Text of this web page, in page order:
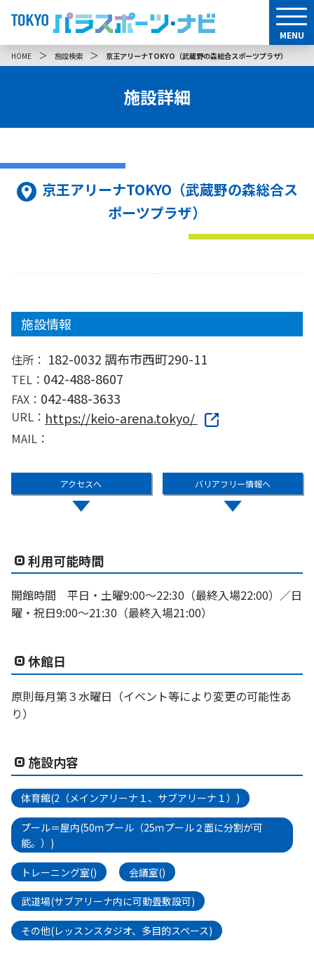
MENU
HOME ＞ 施設検索 ＞ 京王アリーナTOKYO（武蔵野の森総合スポーツプラザ）
施設詳細
京王アリーナTOKYO（武蔵野の森総合ス
ポーツプラザ）
施設情報
住所： 182-0032 調布市西町290-11
TEL： 042-488-8607
FAX： 042-488-3633
URL： https://keio-arena.tokyo/
MAIL：
アクセスへ バリアフリー情報へ
利用可能時間
開館時間 平日・土曜9:00～22:30（最終入場22:00）／日
曜・祝日9:00～21:30（最終入場21:00）
休館日
原則毎月第３水曜日（イベント等により変更の可能性あ
り）
施設内容
体育館(2（メインアリーナ１、サブアリーナ１）)
プール＝屋内(50ｍプール（25ｍプール２面に分割が可
能。）)
トレーニング室() 会議室()
武道場(サブアリーナ内に可動畳敷設可)
その他(レッスンスタジオ、多目的スペース)